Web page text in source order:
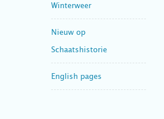
Winterweer
Nieuw op
Schaatshistorie
English pages